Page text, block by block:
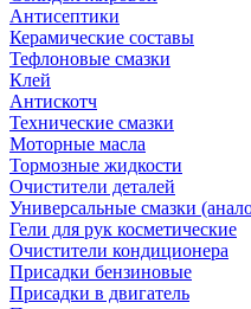
Антисептики
Керамические составы
Тефлоновые смазки
Клей
Антискотч
Технические смазки
Моторные масла
Тормозные жидкости
Очистители деталей
Универсальные смазки
Гели для рук косметические
Очистители кондиционера
Присадки бензиновые
Присадки в двигатель